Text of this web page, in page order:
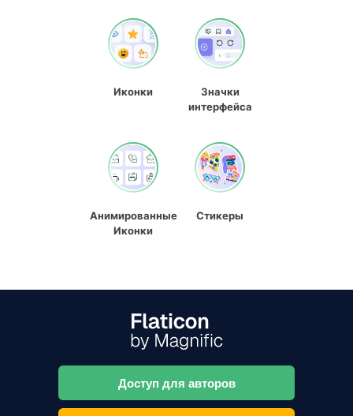
Иконки
Значки
интерфейса
Анимированные
Иконки
Стикеры
Доступ для авторов